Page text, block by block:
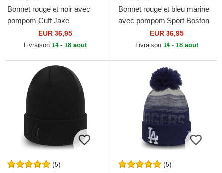
Bonnet rouge et noir avec
pompom Cuff Jake
Manchester United Football
Club Premier League New
EUR 36,95
Livraison 14 - 18 aout
Bonnet rouge et bleu marine
avec pompom Sport Boston
Red Sox MLB New Era
EUR 36,95
Livraison 14 - 18 aout
(5) (5)